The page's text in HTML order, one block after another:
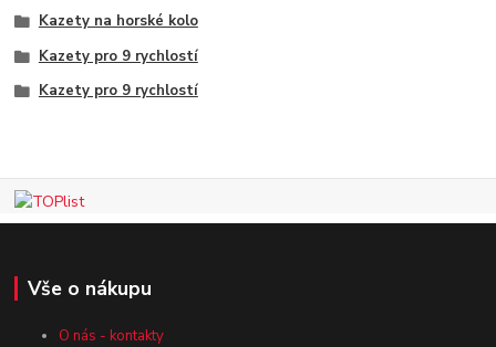
Kazety na horské kolo
Kazety pro 9 rychlostí
Kazety pro 9 rychlostí
Vše o nákupu
O nás - kontakty